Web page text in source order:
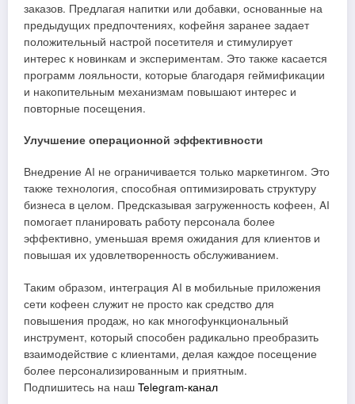
заказов. Предлагая напитки или добавки, основанные на
предыдущих предпочтениях, кофейня заранее задает
положительный настрой посетителя и стимулирует
интерес к новинкам и экспериментам. Это также касается
программ лояльности, которые благодаря геймификации
и накопительным механизмам повышают интерес и
повторные посещения.
Улучшение операционной эффективности
Внедрение AI не ограничивается только маркетингом. Это
также технология, способная оптимизировать структуру
бизнеса в целом. Предсказывая загруженность кофеен, AI
помогает планировать работу персонала более
эффективно, уменьшая время ожидания для клиентов и
повышая их удовлетворенность обслуживанием.
Таким образом, интеграция AI в мобильные приложения
сети кофеен служит не просто как средство для
повышения продаж, но как многофункциональный
инструмент, который способен радикально преобразить
взаимодействие с клиентами, делая каждое посещение
более персонализированным и приятным.
Подпишитесь на наш Telegram-канал